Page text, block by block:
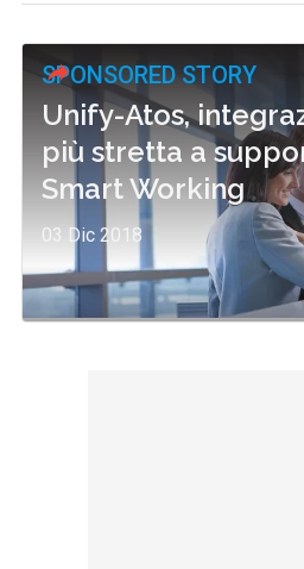
SPONSORED STORY
Unify-Atos,
più stretta a
Smart Working
03 Dic 2018